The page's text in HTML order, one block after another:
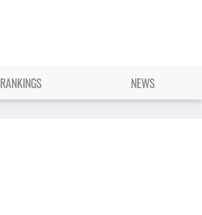
RANKINGS NEWS